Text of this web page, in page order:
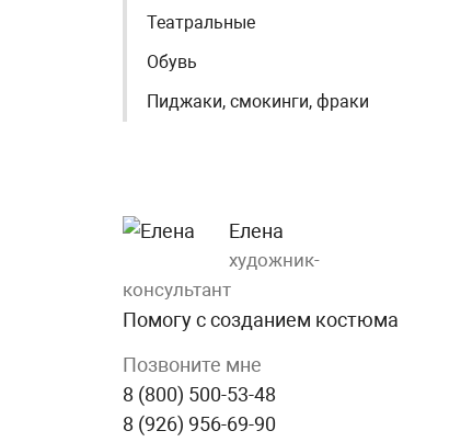
Театральные
Обувь
Пиджаки, смокинги, фраки
Елена
художник-
консультант
Помогу с созданием костюма
Позвоните мне
8 (800) 500-53-48
8 (926) 956-69-90